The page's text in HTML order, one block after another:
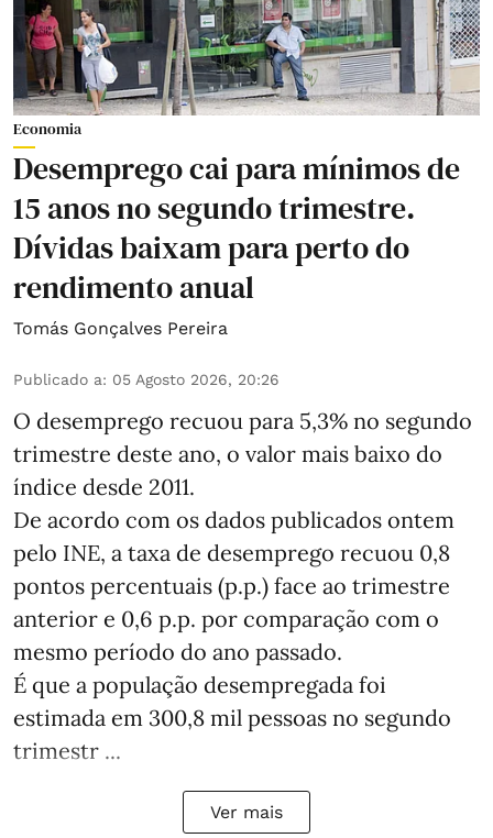
Economia
Desemprego cai para mínimos de
15 anos no segundo trimestre.
Dívidas baixam para perto do
rendimento anual
Tomás Gonçalves Pereira
Publicado a: 05 Agosto 2026, 20:26
O desemprego recuou para 5,3% no segundo
trimestre deste ano, o valor mais baixo do
índice desde 2011.
De acordo com os dados publicados ontem
pelo INE, a taxa de desemprego recuou 0,8
pontos percentuais (p.p.) face ao trimestre
anterior e 0,6 p.p. por comparação com o
mesmo período do ano passado.
É que a população desempregada foi
estimada em 300,8 mil pessoas no segundo
trimestr ...
Ver mais